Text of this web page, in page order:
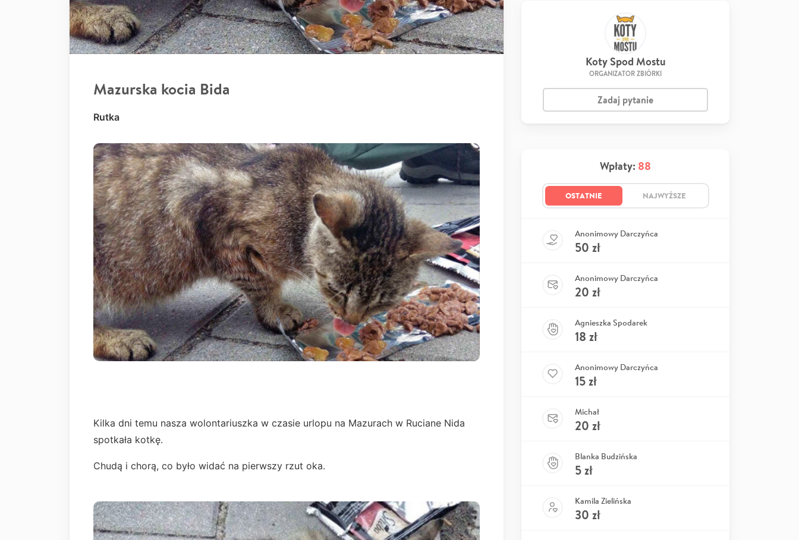
Mazurska kocia Bida
Rutka
Kilka dni temu nasza wolontariuszka w czasie urlopu na Mazurach w Ruciane Nida
spotkała kotkę.
Chudą i chorą, co było widać na pierwszy rzut oka.
Koty Spod Mostu
ORGANIZATOR ZBIÓRKI
Zadaj pytanie
Wpłaty: 88
OSTATNIE NAJWYŻSZE
Anonimowy Darczyńca
50 zł
Anonimowy Darczyńca
20 zł
Agnieszka Spodarek
18 zł
Anonimowy Darczyńca
15zł
Michał
20 zł
Blanka Budzińska
5zł
Kamila Zielińska
30 zł